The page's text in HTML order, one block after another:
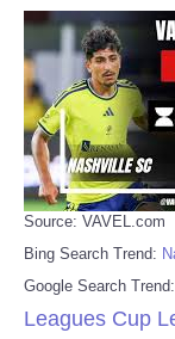
Source: VAVEL.com
Bing Search Trend:
Google Search Trend:
Leagues Cup